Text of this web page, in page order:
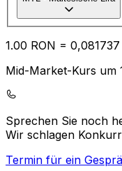
1.00 RON = 0,081737
Mid-Market-Kurs um
Sprechen Sie noch
Wir schlagen
Termin für ein